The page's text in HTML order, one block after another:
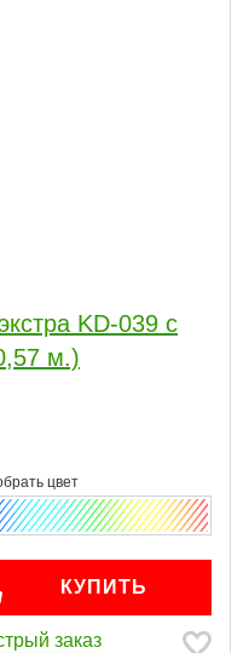
KD-039 с
м.)
КУПИТЬ
заказ